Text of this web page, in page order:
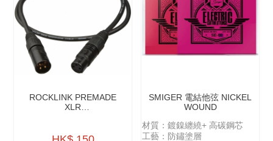
ROCKLINK PREMADE
XLR
SMIGER 電結他弦 NICKEL
WOUND
材質：鍍鎳纏繞+ 高碳鋼芯
工藝：防鏽塗層